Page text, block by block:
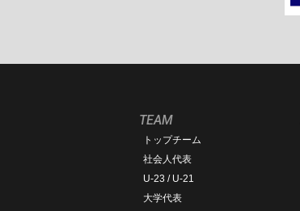
TEAM
トップチーム
社会人代表
U-23 / U-21
大学代表